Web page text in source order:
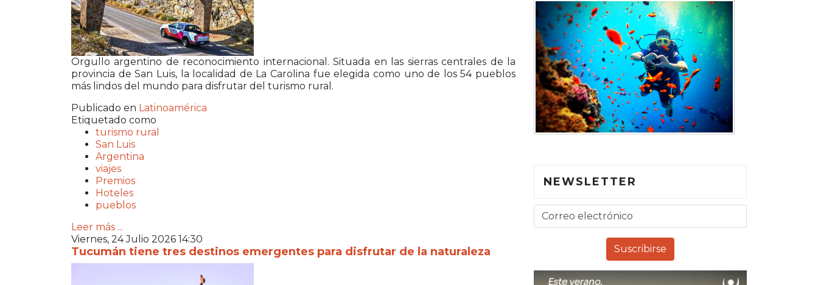
Orgullo argentino de reconocimiento internacional. Situada en las sierras centrales de la
provincia de San Luis, la localidad de La Carolina fue elegida como uno de los 54 pueblos
más lindos del mundo para disfrutar del turismo rural.
Publicado en Latinoamérica
Etiquetado como
turismo rural
San Luis
Argentina
viajes
Premios
Hoteles
pueblos
Leer más ...
Viernes, 24 Julio 2026 14:30
Tucumán tiene tres destinos emergentes para disfrutar de la naturaleza
NEWSLETTER